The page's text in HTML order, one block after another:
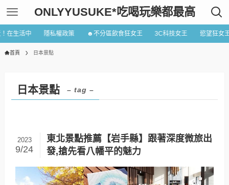
ONLYYUSUKE*吃喝玩樂都最高
在生活中 隱私權政策 ☻不分區飲食狂女王 3C科技女王 慾望狂女
首頁 日本景點
日本景點 – tag –
東北景點推薦【岩手縣】跟著深度微旅出
發,搶先看八幡平的魅力
2023
9/24